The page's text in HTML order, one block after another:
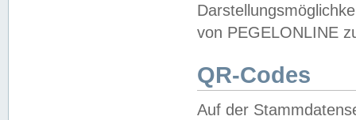
von PEGELONLINE
QR-Codes
Auf der